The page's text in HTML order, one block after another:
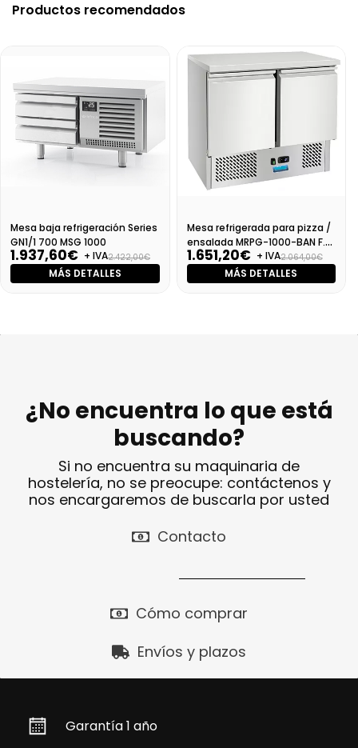
Productos recomendados
Mesa baja refrigeración Series
GN1/1 700 MSG 1000
1.937,60€ + IVA2.422,00€
MÁS DETALLES
Mesa refrigerada para pizza /
ensalada MRPG-1000-BAN F.
700 (CR90A)
1.651,20€ + IVA2.064,00€
MÁS DETALLES
¿No encuentra lo que está
buscando?
Si no encuentra su maquinaria de
hostelería, no se preocupe: contáctenos y
nos encargaremos de buscarla por usted
Contacto
Cómo comprar
Envíos y plazos
Garantía 1 año